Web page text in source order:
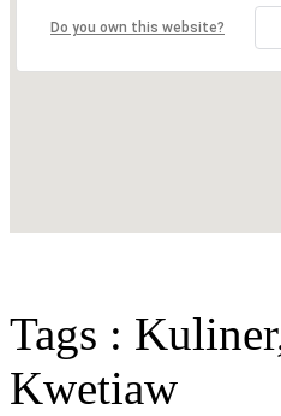
Do you own this website?
Tags :
Kwetiaw